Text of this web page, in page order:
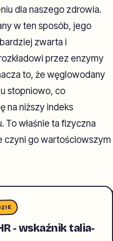
dla naszego zdrowia.
w ten sposób, jego
zwarta i
przez enzymy
to, że węglowodany
stopniowo, co
na niższy indeks
To właśnie ta fizyczna
czyni go wartościowszym
- wskaźnik talia-